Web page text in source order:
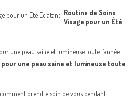
Routine de Soins
Visage pour un Été
une peau saine et lumineuse toute